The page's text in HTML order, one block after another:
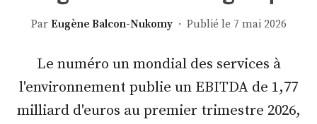
Par Eugène Balcon-Nukomy· Publié le 7 mai 2026
Le numéro un mondial des services à
l'environnement publie un EBITDA de 1,77
milliard d'euros au premier trimestre 2026,